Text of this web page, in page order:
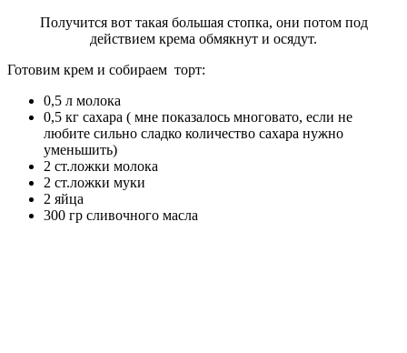
Получится вот такая большая стопка, они потом под
действием крема обмякнут и осядут.
Готовим крем и собираем торт:
0,5 л молока
0,5 кг сахара ( мне показалось многовато, если не
любите сильно сладко количество сахара нужно
уменьшить)
2 ст.ложки молока
2 ст.ложки муки
2 яйца
300 гр сливочного масла